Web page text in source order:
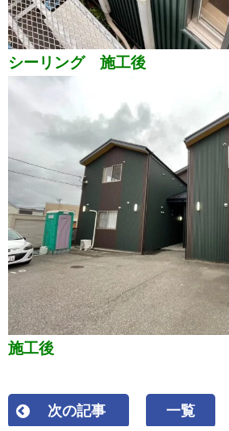
シーリング 施工後
施工後
次の記事 一覧